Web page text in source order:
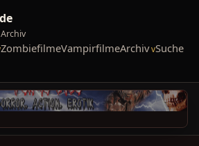
ZombiefilmeVampirfilmeArchiv Suche